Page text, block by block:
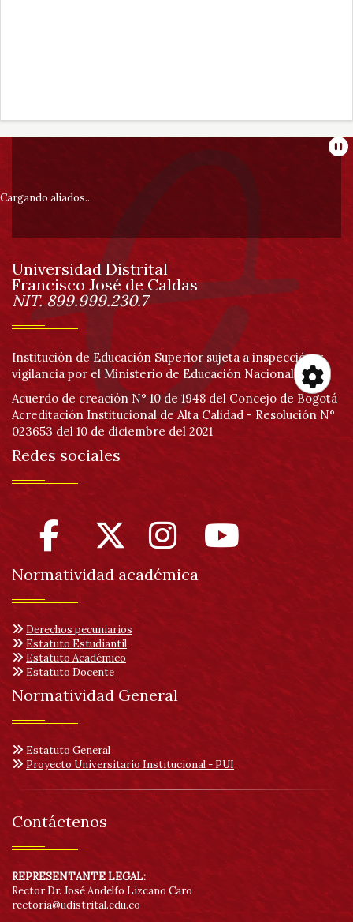
de
Información
pie
de
página
Cargando aliados...
Información
Universidad Distrital
Francisco José de Caldas
NIT. 899.999.230.7
Institución de Educación Superior sujeta a inspección y
vigilancia por el Ministerio de Educación Nacional
Acuerdo de creación N° 10 de 1948 del Concejo de Bogotá
Acreditación Institucional de Alta Calidad - Resolución N°
023653 del 10 de diciembre del 2021
Redes sociales
Normatividad académica
Derechos pecuniarios
Estatuto Estudiantil
Estatuto Académico
Estatuto Docente
Normatividad General
Estatuto General
Proyecto Universitario Institucional - PUI
Contáctenos
REPRESENTANTE LEGAL:
Rector Dr. José Andelfo Lizcano Caro
rectoria@udistrital.edu.co